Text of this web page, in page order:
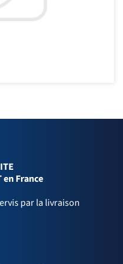
en France
par la livraison